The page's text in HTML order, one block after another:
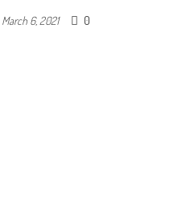
March 6, 2021 0